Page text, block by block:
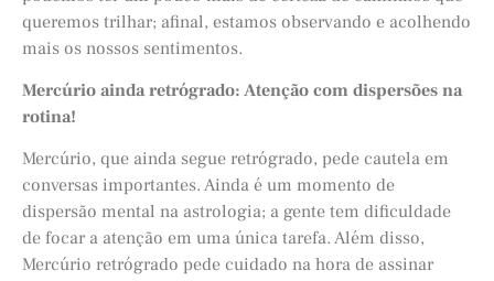
queremos trilhar; afinal, estamos observando e acolhendo
mais os nossos sentimentos.
Mercúrio ainda retrógrado: Atenção com dispersões na
rotina!
Mercúrio, que ainda segue retrógrado, pede cautela em
conversas importantes. Ainda é um momento de
dispersão mental na astrologia; a gente tem dificuldade
de focar a atenção em uma única tarefa. Além disso,
Mercúrio retrógrado pede cuidado na hora de assinar